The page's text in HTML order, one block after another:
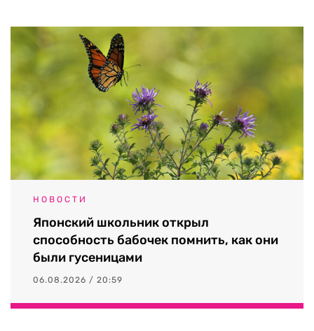
НОВОСТИ
Японский школьник открыл
способность бабочек помнить, как они
были гусеницами
06.08.2026 / 20:59